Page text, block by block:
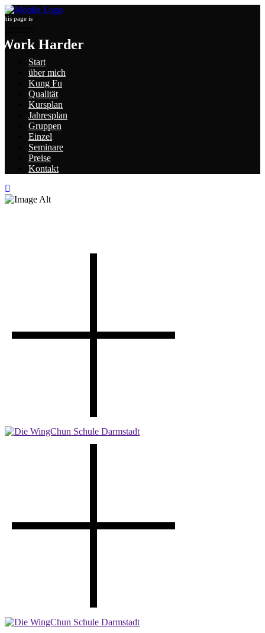
Start
über mich
Kung Fu
Qualität
Kursplan
Jahresplan
Gruppen
Einzel
Seminare
Preise
Kontakt
This page is
Work Harder